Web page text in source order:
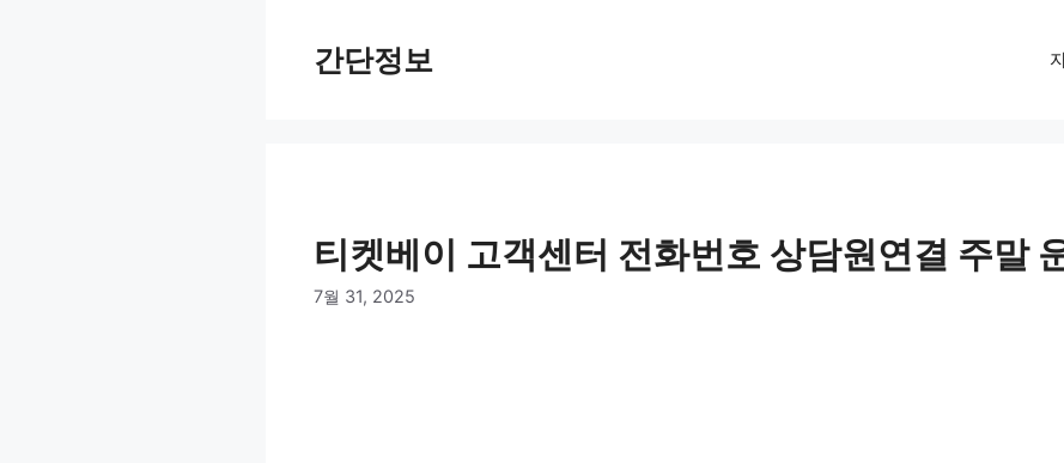
간단정보
티켓베이 고객센터 전화번호 상담원연결 주말
7월 31, 2025